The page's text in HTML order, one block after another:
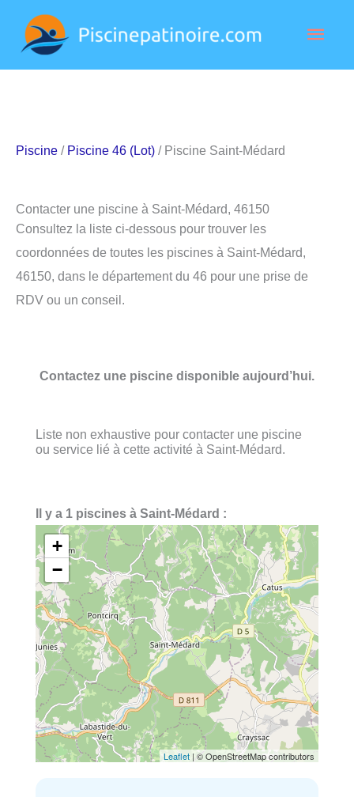
contenu
Piscine / Piscine 46 (Lot) / Piscine Saint-Médard
Contacter une piscine à Saint-Médard, 46150
Consultez la liste ci-dessous pour trouver les
coordonnées de toutes les piscines à Saint-Médard,
46150, dans le département du 46 pour une prise de
RDV ou un conseil.
Contactez une piscine disponible aujourd’hui.
Liste non exhaustive pour contacter une piscine
ou service lié à cette activité à Saint-Médard.
Il y a 1 piscines à Saint-Médard :
+
−
Leaflet | © OpenStreetMap contributors